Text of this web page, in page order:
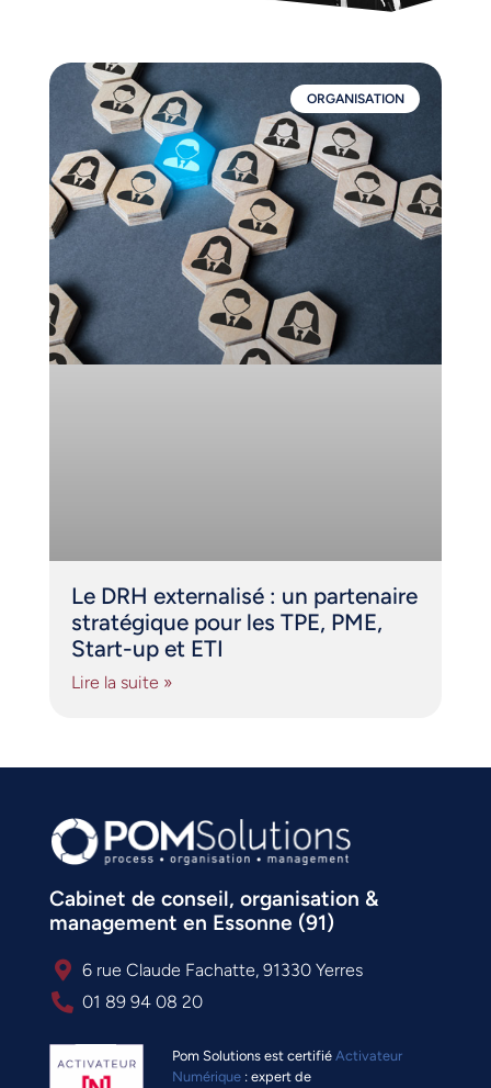
ORGANISATION
Le DRH externalisé : un partenaire
stratégique pour les TPE, PME,
Start-up et ETI
Lire la suite »
Cabinet de conseil, organisation &
management en Essonne (91)
6 rue Claude Fachatte, 91330 Yerres
01 89 94 08 20
Pom Solutions est certifié Activateur
Numérique: expert de